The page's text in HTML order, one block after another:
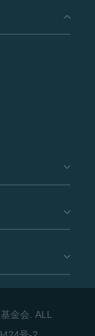
金会. ALL